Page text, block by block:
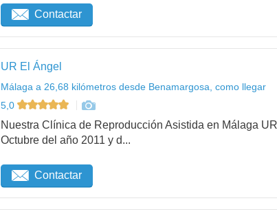
Contactar
UR El Ángel
Málaga a 26,68 kilómetros desde Benamargosa, como llegar
5,0
Nuestra Clínica de Reproducción Asistida en Málaga
Octubre del año 2011 y d...
Contactar